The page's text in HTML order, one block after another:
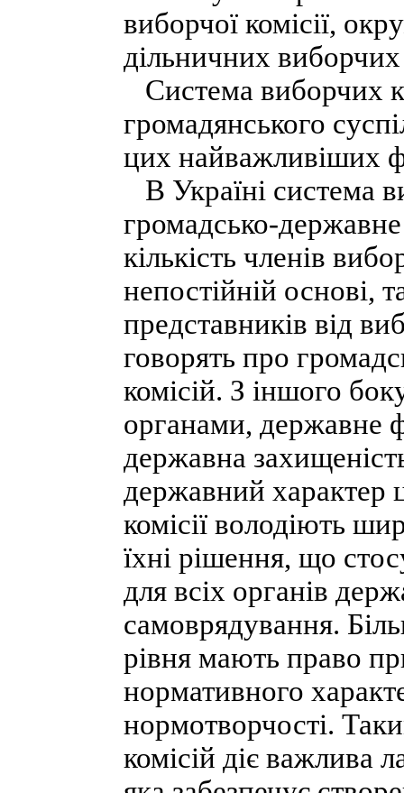
виборчої комісії,
дільничних виборчих
Система виборчих
громадянського
цих найважливіших
В Україні система
громадсько-
кількість членів
непостійній основі,
представників від
говорять про
комісій. З іншого
органами, державне
державна
державний характер
комісії володіють
їхні рішення, що
для всіх органів
самоврядування.
рівня мають право
нормативного
нормотворчості.
комісій діє важлива